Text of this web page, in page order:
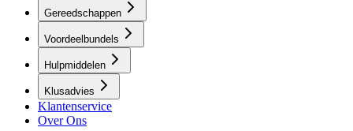
Gereedschappen
Voordeelbundels
Hulpmiddelen
Klusadvies
Klantenservice
Over Ons